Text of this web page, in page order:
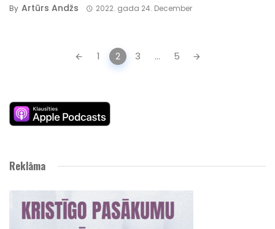
By Artūrs Andžs 2022. gada 24. December
1 2 3 ... 5
Reklāma